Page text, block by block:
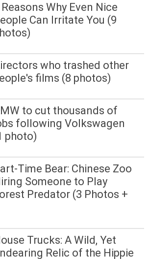
Reasons Why Even Nice
Can Irritate You (9
who trashed other
films (8 photos)
to cut thousands of
following Volkswagen
photo)
Time Bear: Chinese Zoo
Someone to Play
Predator (3 Photos +
Trucks: A Wild, Yet
Relic of the Hippie